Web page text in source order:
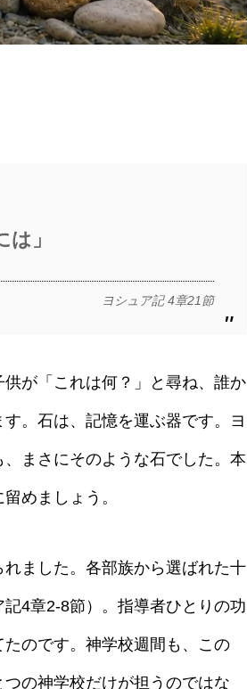
」
ヨシュア記 4章21節
が「これは何？」と尋ね、誰か
。石は、記憶を運ぶ器です。ヨ
まさにそのような石でした。本
めましょう。
ました。各部族から選ばれた十
4章2-8節）。指導者ひとりの功
のです。神学校週間も、この
の神学校だけが担うのではな